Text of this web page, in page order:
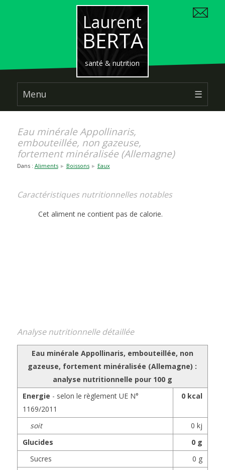
Laurent
BERTA
santé & nutrition
Menu ☰
Eau minérale Appollinaris,
embouteillée, non gazeuse,
fortement minéralisée (Allemagne)
Dans : Aliments ► Boissons ► Eaux
Caractéristiques nutritionnelles notables
Cet aliment ne contient pas de calorie.
Analyse nutritionnelle détaillée
Eau minérale Appollinaris, embouteillée, non
gazeuse, fortement minéralisée (Allemagne) :
analyse nutritionnelle pour 100 g
Energie - selon le règlement UE N°
1169/2011
0 kcal
soit
0 kj
Glucides
0 g
Sucres
0 g